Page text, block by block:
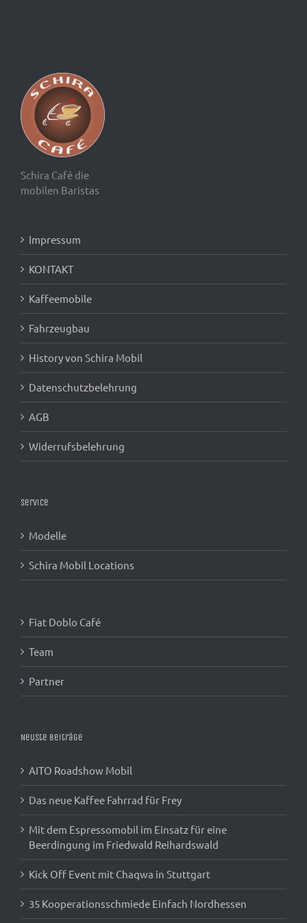
Schira Café die
mobilen Baristas
Impressum
KONTAKT
Kaffeemobile
Fahrzeugbau
History von Schira Mobil
Datenschutzbelehrung
AGB
Widerrufsbelehrung
Service
Modelle
Schira Mobil Locations
Fiat Doblo Café
Team
Partner
Neuste Beiträge
AITO Roadshow Mobil
Das neue Kaffee Fahrrad für Frey
Mit dem Espressomobil im Einsatz für eine
Beerdingung im Friedwald Reihardswald
Kick Off Event mit Chaqwa in Stuttgart
35 Kooperationsschmiede Einfach Nordhessen